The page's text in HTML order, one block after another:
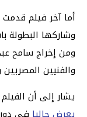
وشاركها البطولة
ومن إخراج سامح
والفنيين المصريين
يشار إلى أن